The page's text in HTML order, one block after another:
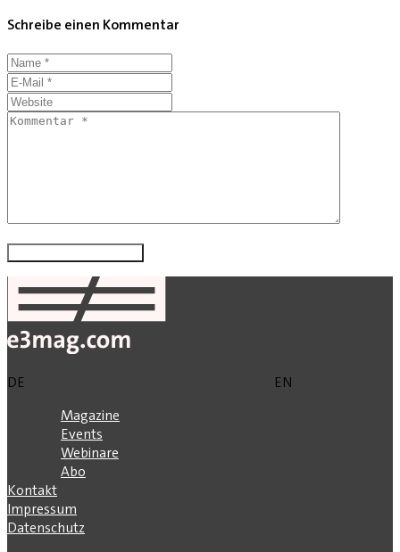
Schreibe einen Kommentar
DE
EN
Magazine
Events
Webinare
Abo
Kontakt
Impressum
Datenschutz